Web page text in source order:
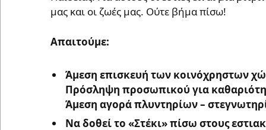
μας και οι ζωές μας. Ούτε βήμα πίσω!
Απαιτούμε:
Άμεση επισκευή των κοινόχρηστων
Πρόσληψη προσωπικού για
Άμεση αγορά πλυντηρίων–
Ναδοθεί το «Στέκι» πίσω στους